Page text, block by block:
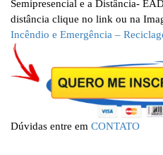
Semipresencial e a Distância-
distância clique no link ou na
Incêndio e Emergência –
Dúvidas entre em CONTATO